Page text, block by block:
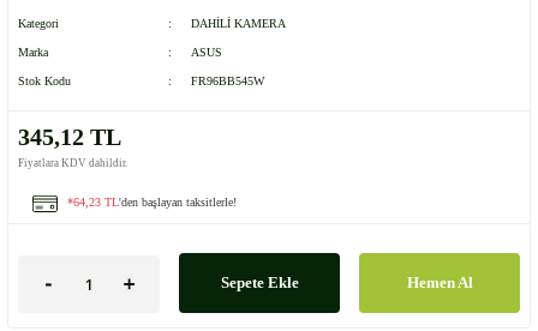
Kategori DAHİLİ KAMERA
Marka ASUS
Stok Kodu FR96BB545W
345,12 TL
Fiyatlara KDV dahildir.
*64,23 TL'den başlayan taksitlerle!
Sepete Ekle Hemen Al